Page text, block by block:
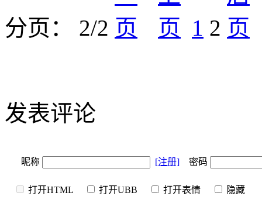
分页： 2/2 1 2
发表评论
昵称 [注册] 密码
打开HTML 打开UBB 打开表情 隐